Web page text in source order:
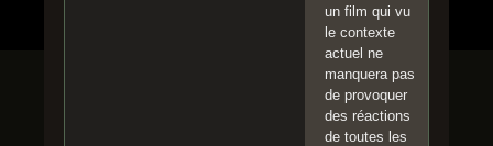
un film qui vu
le contexte
actuel ne
manquera pas
de provoquer
des réactions
de toutes les